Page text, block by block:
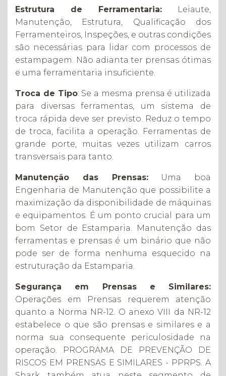
Estrutura de Ferramentaria: Leiaute,
Manutenção, Estrutura, Qualificação dos
Ferramenteiros, Inspeções, e outras condições
são necessárias para lidar com processos de
estampagem. Não adianta ter prensas ótimas
e uma ferramentaria insuficiente.
Troca de Tipo: Se a mesma prensa é utilizada
para diversas ferramentas, um sistema de
troca rápida deve ser previsto. Reduz o tempo
de troca, facilita a operação. Ferramentas de
grande porte, muitas vezes utilizam carros
transversais para tanto.
Manutenção das Prensas:Uma boa
Engenharia de Manutenção que possibilite a
maximização da disponibilidade de máquinas
e equipamentos. É um ponto crucial para um
bom Setor de Estamparia. Manutenção das
ferramentas e prensas é um binário que não
pode ser de forma nenhuma esquecido na
estruturação da Estamparia.
Segurança em Prensas e Similares:
Operações em Prensas requerem atenção
quanto a Norma NR-12. O anexo VIII da NR-12
estabelece o que são prensas e similares e a
norma sua consequente periculosidade na
operação. PROGRAMA DE PREVENÇÃO DE
RISCOS EM PRENSAS E SIMILARES - PPRPS. A